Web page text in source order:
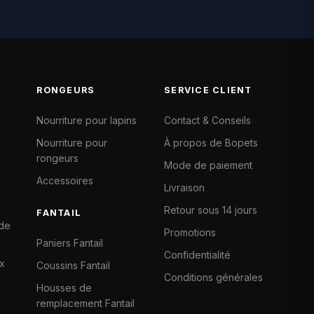
RONGEURS
Nourriture pour lapins
Nourriture pour
rongeurs
Accessoires
FANTAIL
Paniers Fantail
Coussins Fantail
Housses de
remplacement Fantail
SERVICE CLIENT
Contact & Conseils
À propos de Bopets
Mode de paiement
Livraison
Retour sous 14 jours
Promotions
Confidentialité
Conditions générales